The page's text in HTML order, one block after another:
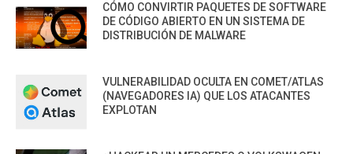
CÓMO CONVIRTIR PAQUETES DE SOFTWARE
DE CÓDIGO ABIERTO EN UN SISTEMA DE
DISTRIBUCIÓN DE MALWARE
VULNERABILIDAD OCULTA EN COMET/ATLAS
(NAVEGADORES IA) QUE LOS ATACANTES
EXPLOTAN